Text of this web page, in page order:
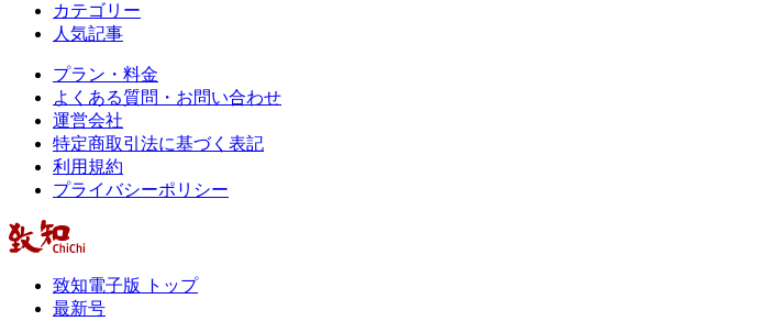
カテゴリー
人気記事
プラン・料金
よくある質問・お問い合わせ
運営会社
特定商取引法に基づく表記
利用規約
プライバシーポリシー
致知電子版 トップ
最新号